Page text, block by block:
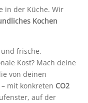
in der Küche. Wir
Kochen
frische,
Kost? Mach deine
von deinen
mit konkreten CO2
auf der